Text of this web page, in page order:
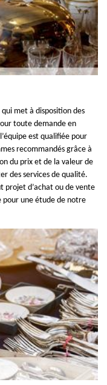
met à disposition des
toute demande en
est qualifiée pour
recommandés grâce à
du prix et de la valeur de
des services de qualité.
projet d’achat ou de vente
pour une étude de notre